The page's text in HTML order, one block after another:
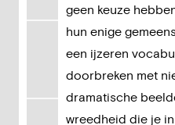
geen keuze
hun enige
een ijzeren
doorbreken met
dramatische
wreedheid die je